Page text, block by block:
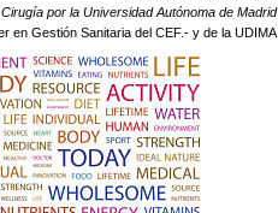
por la Universidad Autónoma de Madrid
en Gestión Sanitaria del CEF.- y de la UDIMA